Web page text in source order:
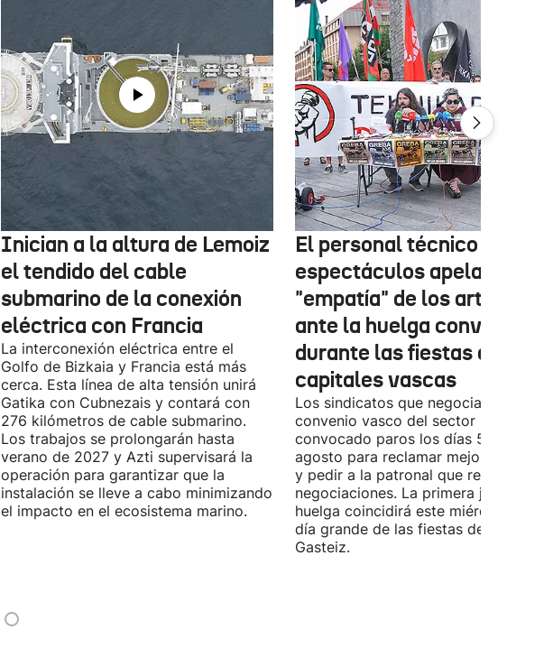
Inician a la altura de Lemoiz
el tendido del cable
submarino de la conexión
eléctrica con Francia
La interconexión eléctrica entre el
Golfo de Bizkaia y Francia está más
cerca. Esta línea de alta tensión unirá
Gatika con Cubnezais y contará con
276 kilómetros de cable submarino.
Los trabajos se prolongarán hasta
verano de 2027 y Azti supervisará la
operación para garantizar que la
instalación se lleve a cabo minimizando
el impacto en el ecosistema marino.
El personal técnico de
espectáculos apela a la
"empatía" de los artistas
ante la huelga convocada
durante las fiestas de las
capitales vascas
Los sindicatos que negocian el
convenio vasco del sector han
convocado paros los días 5, 14 y 26
agosto para reclamar mejoras
y pedir a la patronal que retome las
negociaciones. La primera jornada de
huelga coincidirá este miércoles con
día grande de las fiestas de Vitoria-
Gasteiz.